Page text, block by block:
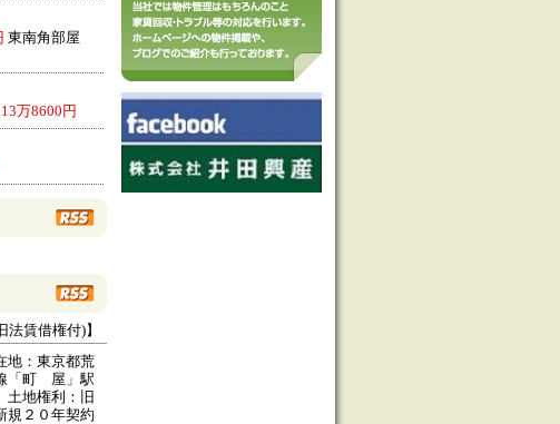
東南角部屋
万8600円
賃借権付)】
地：東京都荒
「町 屋」駅
土地権利：旧
０年契約